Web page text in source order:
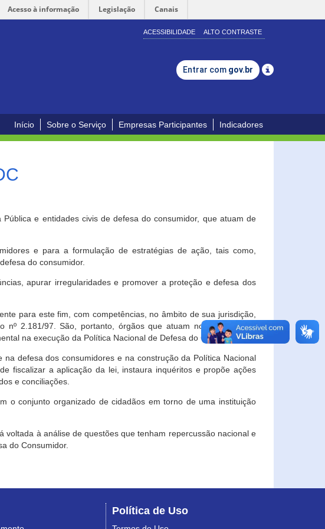
Acesso à informação Legislação Canais
ACESSIBILIDADE ALTO CONTRASTE
Entrar com gov.br
Início Sobre o Serviço Empresas Participantes Indicadores
e entidades civis de defesa do consumidor, que atuam de
e para a formulação de estratégias de ação, tais como,
do consumidor.
apurar irregularidades e promover a proteção e defesa dos
para este fim, com competências, no âmbito de sua jurisdição,
2.181/97. São, portanto, órgãos que atuam no âmbito local,
na execução da Política Nacional de Defesa do Consumidor.
defesa dos consumidores e na construção da Política Nacional
fiscalizar a aplicação da lei, instaura inquéritos e propõe ações
e conciliações.
o conjunto organizado de cidadãos em torno de uma instituição
voltada à análise de questões que tenham repercussão nacional e
do Consumidor.
Política de Uso